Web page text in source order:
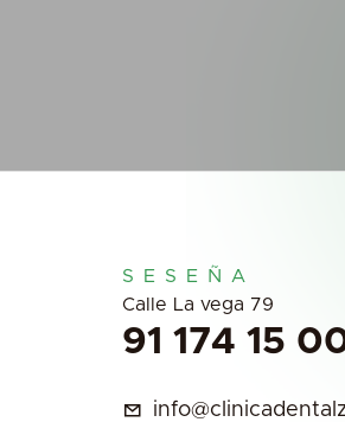
SESEÑA
Calle La vega 79
91 174 15